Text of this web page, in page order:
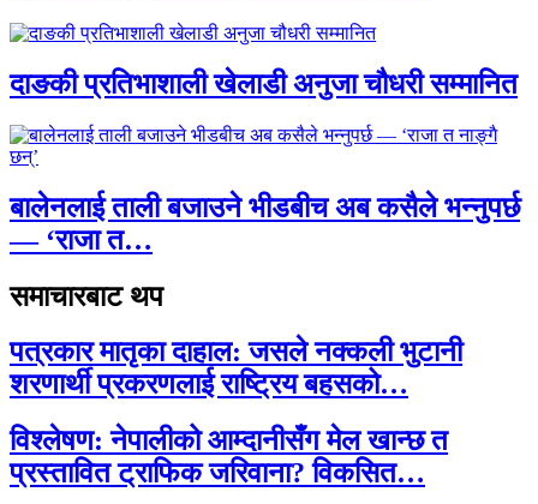
दाङकी प्रतिभाशाली खेलाडी अनुजा चौधरी सम्मानित
बालेनलाई ताली बजाउने भीडबीच अब कसैले भन्नुपर्छ
— ‘राजा त…
समाचारबाट थप
पत्रकार मातृका दाहाल: जसले नक्कली भुटानी
शरणार्थी प्रकरणलाई राष्ट्रिय बहसको…
विश्लेषण: नेपालीको आम्दानीसँग मेल खान्छ त
प्रस्तावित ट्राफिक जरिवाना? विकसित…